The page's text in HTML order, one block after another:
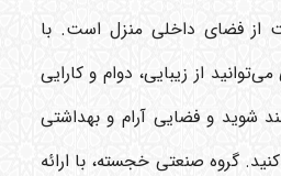
از فضای داخلی منزل است. با
از زیبایی، دوام و کارایی
شوید و فضایی آرام و بهداشتی
گروه صنعتی خجسته، با ارائه